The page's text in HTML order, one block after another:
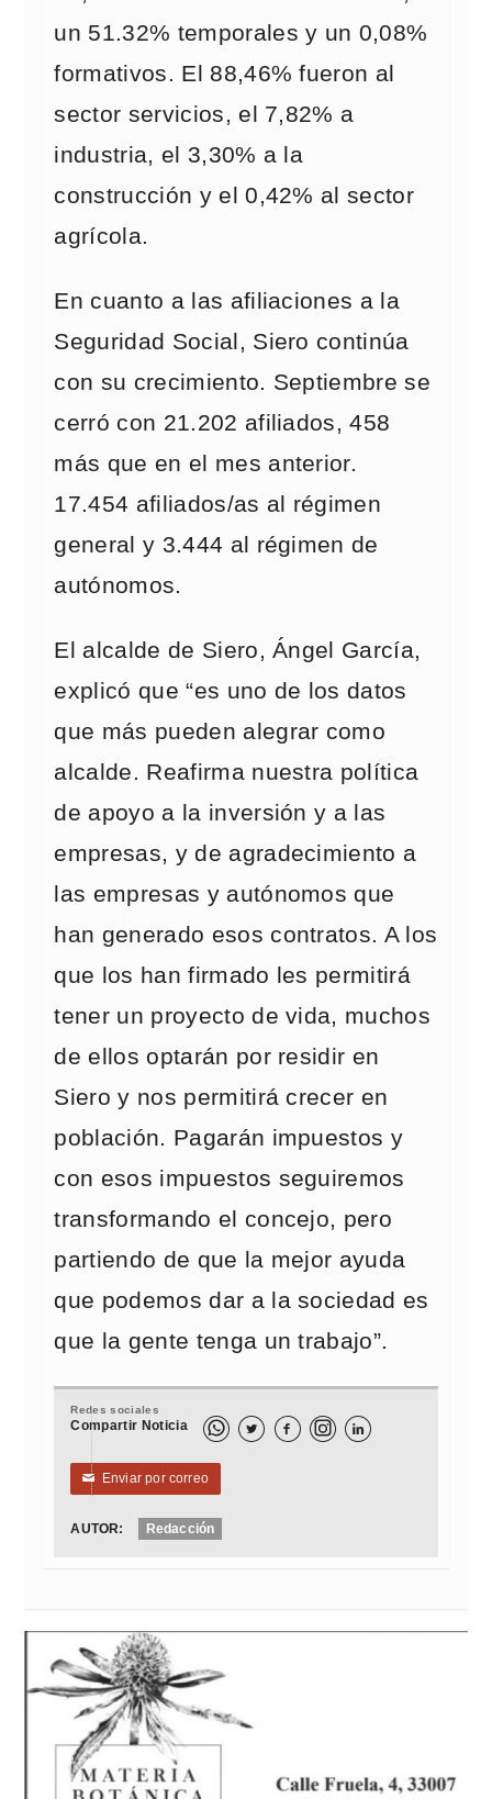
un 51.32% temporales y un 0,08%
formativos. El 88,46% fueron al
sector servicios, el 7,82% a
industria, el 3,30% a la
construcción y el 0,42% al sector
agrícola.
En cuanto a las afiliaciones a la
Seguridad Social, Siero continúa
con su crecimiento. Septiembre se
cerró con 21.202 afiliados, 458
más que en el mes anterior.
17.454 afiliados/as al régimen
general y 3.444 al régimen de
autónomos.
El alcalde de Siero, Ángel García,
explicó que “es uno de los datos
que más pueden alegrar como
alcalde. Reafirma nuestra política
de apoyo a la inversión y a las
empresas, y de agradecimiento a
las empresas y autónomos que
han generado esos contratos. A los
que los han firmado les permitirá
tener un proyecto de vida, muchos
de ellos optarán por residir en
Siero y nos permitirá crecer en
población. Pagarán impuestos y
con esos impuestos seguiremos
transformando el concejo, pero
partiendo de que la mejor ayuda
que podemos dar a la sociedad es
que la gente tenga un trabajo”.
Redes sociales
Compartir Noticia   
✉ Enviar por correo
AUTOR: Redacción